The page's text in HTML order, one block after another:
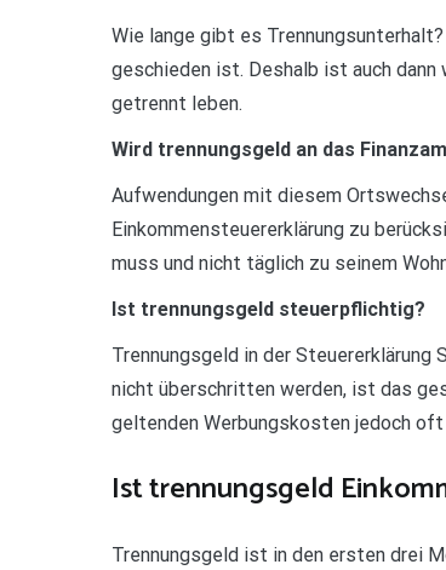
Wie lange gibt es
geschieden ist. Deshalb ist auch
getrennt leben.
Wird trennungsgeld an das
Aufwendungen mit diesem
Einkommensteuererklärung zu
muss und nicht täglich zu seinem
Ist trennungsgeld steuerpflichtig?
Trennungsgeld in der
nicht überschritten werden, ist das
geltenden Werbungskosten jedoch
Ist trennungsgeld
Trennungsgeld ist in den ersten drei